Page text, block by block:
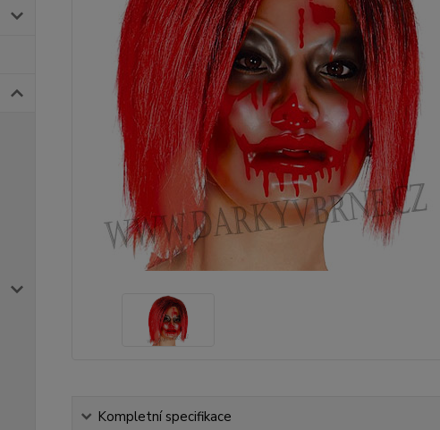
Kompletní specifikace